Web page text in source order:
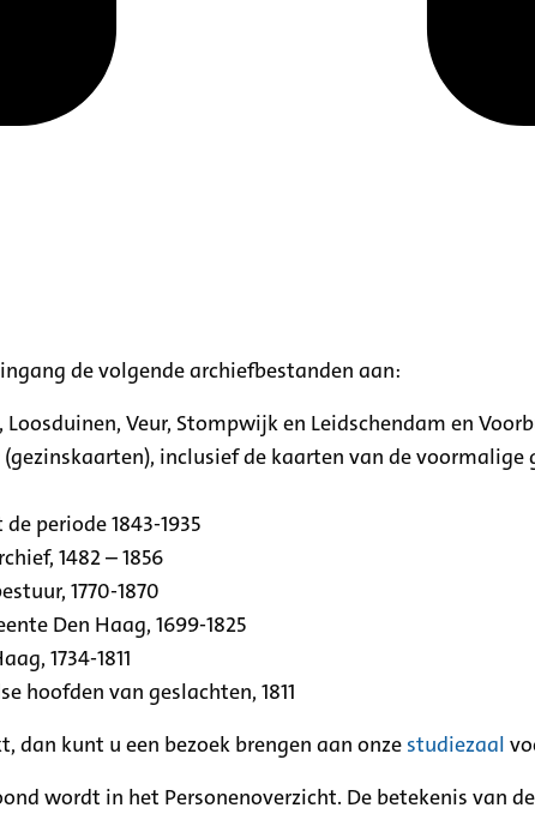
de volgende archiefbestanden aan:
Veur, Stompwijk en Leidschendam en
inclusief de kaarten van de voormalige
periode 1843-1935
1482 – 1856
1770-1870
Den Haag, 1699-1825
1734-1811
hoofden van geslachten, 1811
kunt u een bezoek brengen aan onze studiezaal
wordt in het Personenoverzicht. De betekenis van